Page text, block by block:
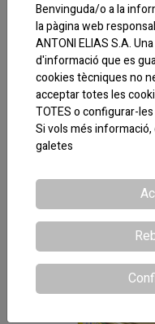
CODI:070404
VENTRESCA
ORTIZ
Benvinguda/o a la
la pàgina web
ANTONI ELIAS S.A.
d'informació que es
cookies tècniques no
acceptar totes les
TOTES o configurar-les
Si vols més
galetes